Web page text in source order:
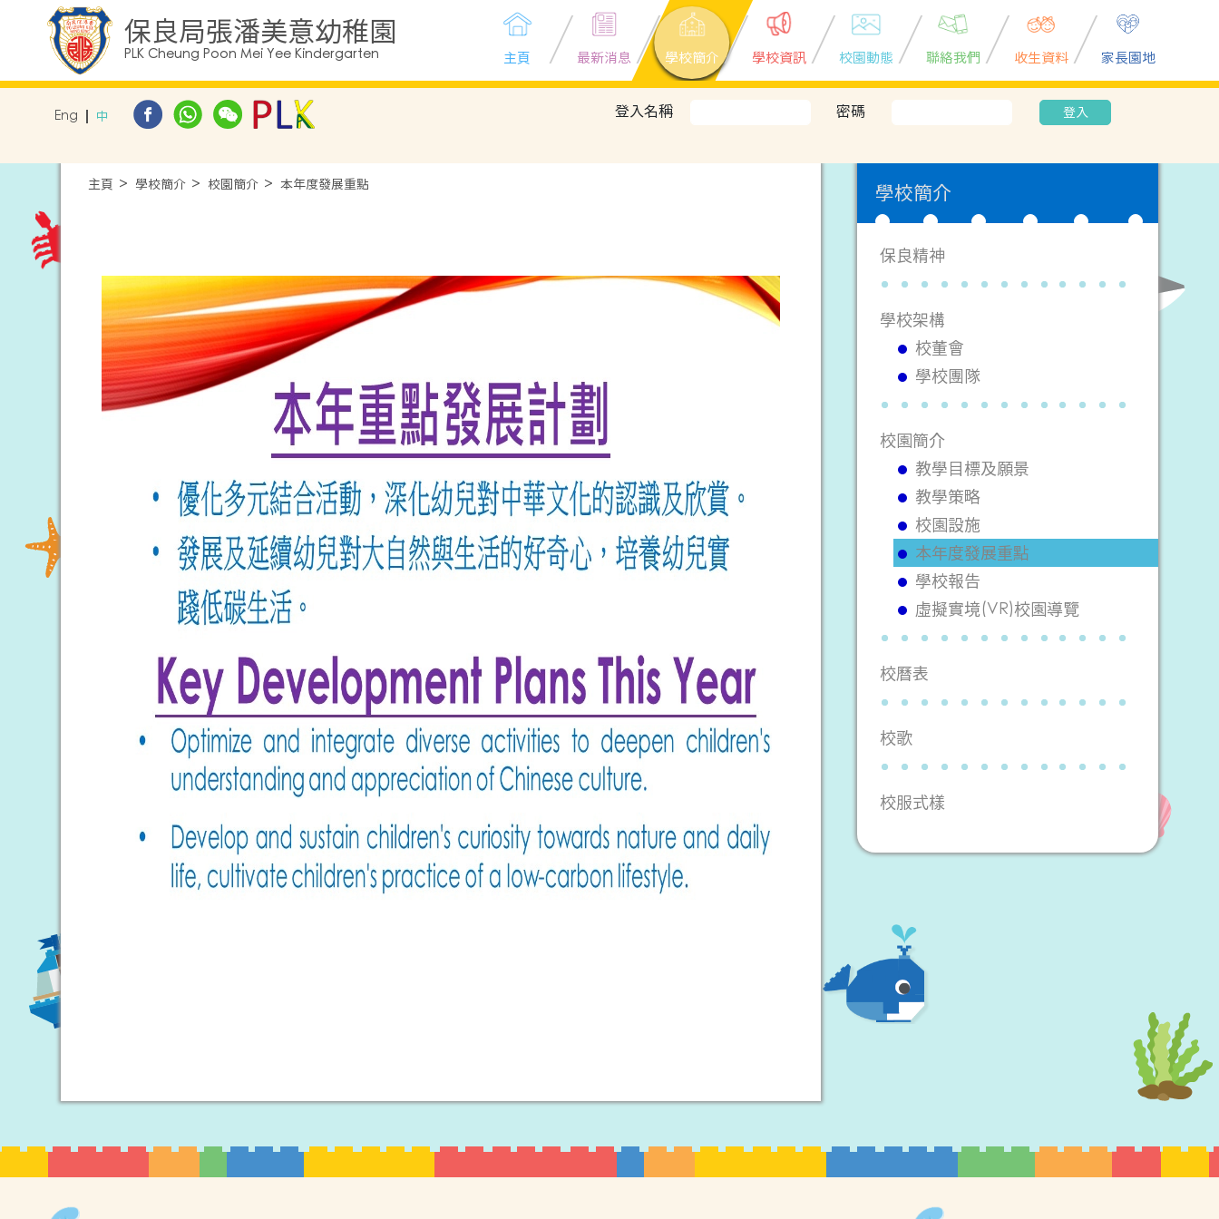
保良局張潘美意幼稚園
PLK Cheung Poon Mei Yee Kindergarten 主頁 最新消息 學校簡介 學校資訊 校園動態 聯絡我們 收生資料 家長園地
Eng 中 登入名稱 密碼 登入
主頁 學校簡介 校園簡介 本年度發展重點 學校簡介
保良精神
學校架構
校董會
學校團隊
校園簡介
教學目標及願景
教學策略
校園設施
本年度發展重點
學校報告
虛擬實境(VR)校園導覽
校曆表
校歌
校服式樣